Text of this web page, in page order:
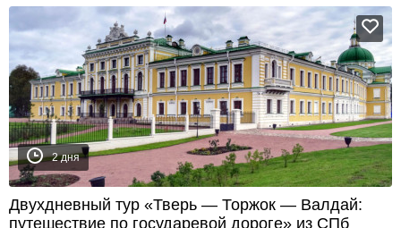
2 дня
Двухдневный тур «Тверь — Торжок — Валдай:
путешествие по государевой дороге» из СПб